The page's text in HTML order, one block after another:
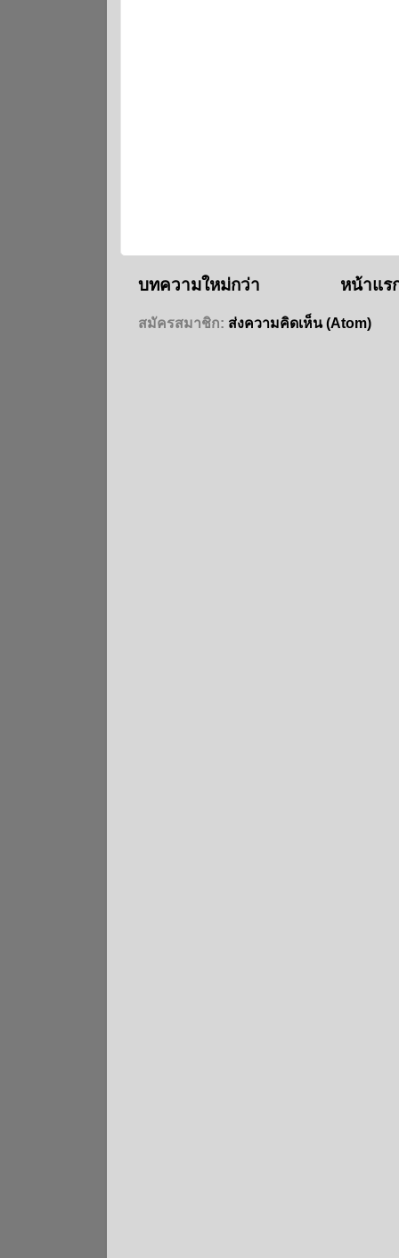
บทความใหม่กว่า หน้าแร
สมัครสมาชิก: ส่งความคิดเห็น (Atom)